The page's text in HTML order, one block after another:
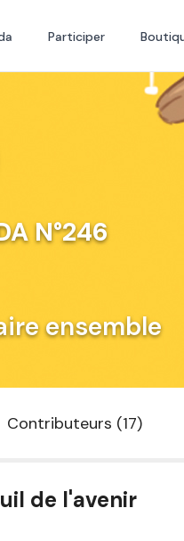
Participer
N°246
ensemble
Contributeurs (17)
de l'avenir